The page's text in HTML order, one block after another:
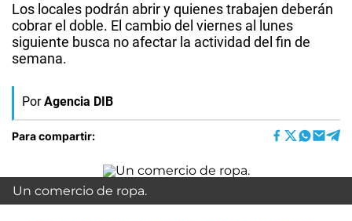
Los locales podrán abrir y quienes trabajen deberán
cobrar el doble. El cambio del viernes al lunes
siguiente busca no afectar la actividad del fin de
semana.
Por Agencia DIB
Para compartir:
Un comercio de ropa.